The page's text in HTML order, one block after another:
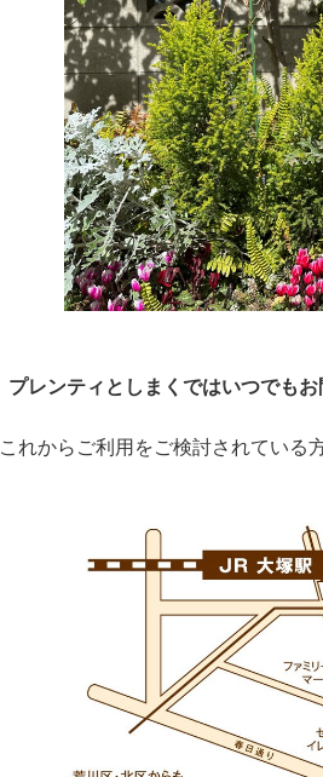
プレンティとしまくではいつでも
これからご利用をご検討されている